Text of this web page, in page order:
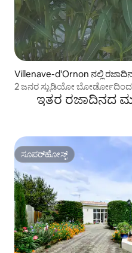
Villenave-d'Ornon ನಲ್ಲಿ
2 ಜನರ ಸ್ಟುಡಿಯೋ ಬೋರ್ಡೋದಿಂದ
ಇತರ ರಜಾದಿನದ
ಸೂಪರ್‌ಹೋಸ್ಟ್
ಸೂಪರ್‌ಹೋಸ್ಟ್